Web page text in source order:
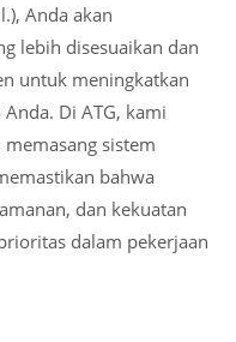
Anda akan
lebih disesuaikan dan
untuk meningkatkan
Di ATG, kami
sistem
bahwa
dan kekuatan
dalam pekerjaan